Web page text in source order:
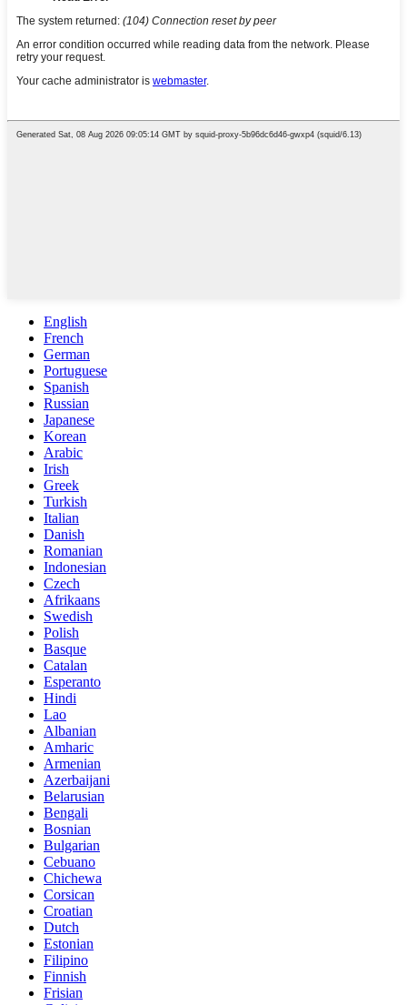
English
French
German
Portuguese
Spanish
Russian
Japanese
Korean
Arabic
Irish
Greek
Turkish
Italian
Danish
Romanian
Indonesian
Czech
Afrikaans
Swedish
Polish
Basque
Catalan
Esperanto
Hindi
Lao
Albanian
Amharic
Armenian
Azerbaijani
Belarusian
Bengali
Bosnian
Bulgarian
Cebuano
Chichewa
Corsican
Croatian
Dutch
Estonian
Filipino
Finnish
Frisian